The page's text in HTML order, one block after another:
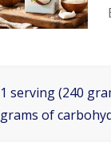
1 serving (240
grams of